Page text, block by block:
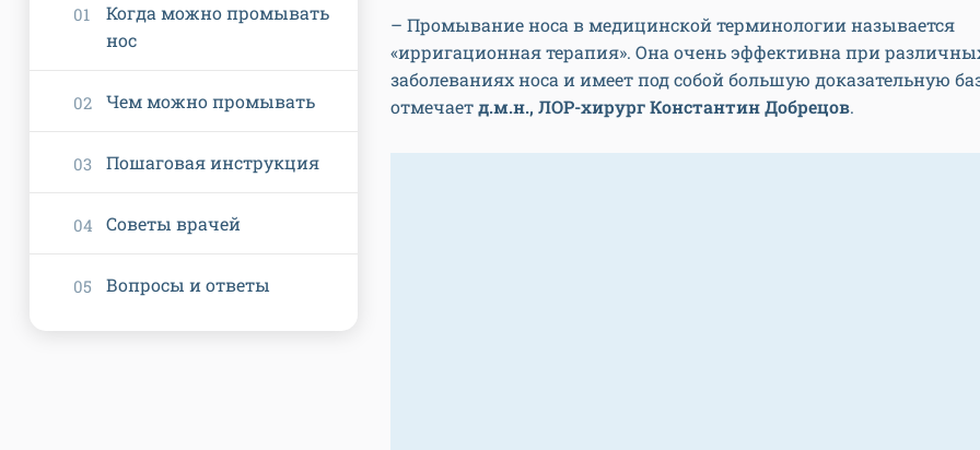
– Промывание носа в медицинской терминологии называется
«ирригационная терапия». Она очень эффективна при
заболеваниях носа и имеет под собой большую доказательную
отмечаетд.м.н., ЛОР-хирург Константин Добрецов.
Когда можно промывать
нос
Чем можно промывать
Пошаговая инструкция
Советы врачей
Вопросы и ответы